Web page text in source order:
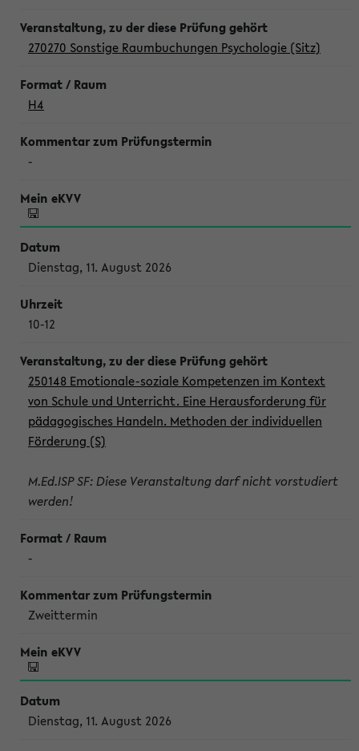
270270 Sonstige Raumbuchungen Psychologie (Sitz)
H4
-
Dienstag, 11. August 2026
10-12
250148 Emotionale-soziale Kompetenzen im Kontext
von Schule und Unterricht. Eine Herausforderung für
pädagogisches Handeln. Methoden der individuellen
Förderung (S)
M.Ed.ISP SF: Diese Veranstaltung darf nicht vorstudiert
werden!
-
Zweittermin
Dienstag, 11. August 2026